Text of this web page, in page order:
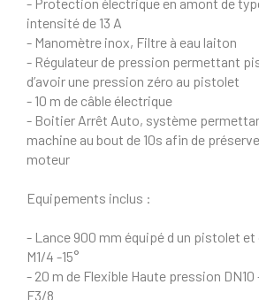
intensité de 13 A
- Manomètre inox, Filtre à eau laiton
- Régulateur de pression permettant
d’avoir une pression zéro au pistolet
- 10 m de câble électrique
- Boitier Arrêt Auto, système
machine au bout de 10s afin de
moteur
Equipements inclus :
- Lance 900 mm équipé d un pistolet et
M1/4 -15°
- 20 m de Flexible Haute pression
F3/8